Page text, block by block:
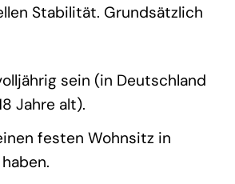
Stabilität. Grundsätzlich
sein (in Deutschland
Jahre alt).
festen Wohnsitz in